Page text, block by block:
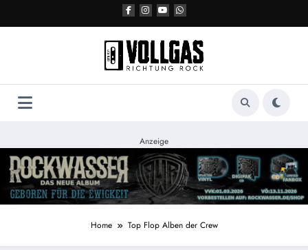
Anzeige
Home Top Flop Alben der Crew